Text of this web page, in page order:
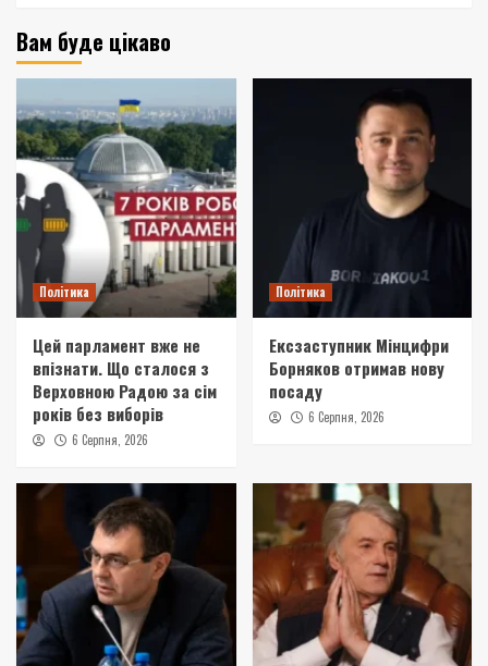
Вам буде цікаво
Політика
Цей парламент вже не
впізнати. Що сталося з
Верховною Радою за сім
років без виборів
6 Серпня, 2026
Політика
Ексзаступник Мінцифри
Борняков отримав нову
посаду
6 Серпня, 2026